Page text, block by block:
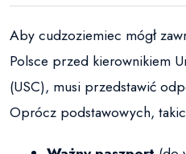
Aby cudzoziemiec mógł
Polsce przed kierownikiem
(USC), musi przedstawić
Oprócz podstawowych,